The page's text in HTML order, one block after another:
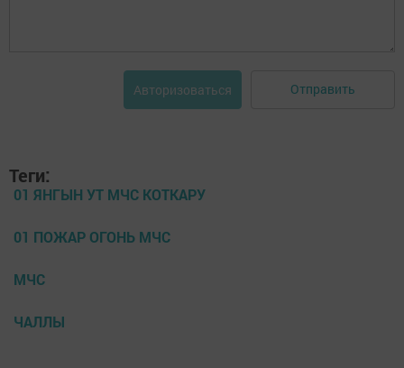
Авторизоваться Отправить
Теги:
01 ЯНГЫН УТ МЧС КОТКАРУ
01 ПОЖАР ОГОНЬ МЧС
МЧС
ЧАЛЛЫ